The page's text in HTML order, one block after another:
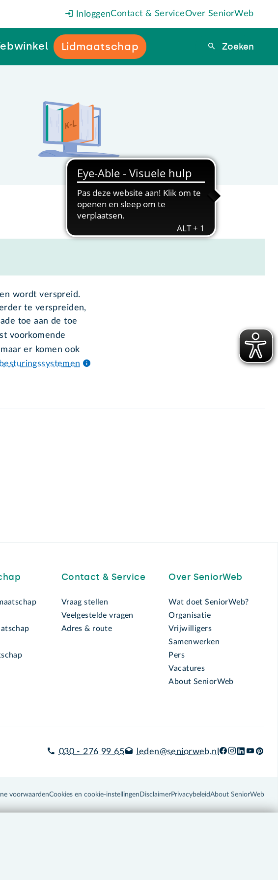
InloggenContact & ServiceOver SeniorWeb
Lidmaatschap Zoeken
Zoeken
wordt verspreid.
te verspreiden,
toe aan de toe
voorkomende
er komen ook
besturingssystemen
Contact & Service
Vraag stellen
Veelgestelde vragen
Adres & route
Over SeniorWeb
Wat doet SeniorWeb?
Organisatie
Vrijwilligers
Samenwerken
Pers
Vacatures
About SeniorWeb
030 - 276 99 65 leden@seniorweb.nl
voorwaardenCookies en cookie-instellingen DisclaimerPrivacybeleidAbout SeniorWeb